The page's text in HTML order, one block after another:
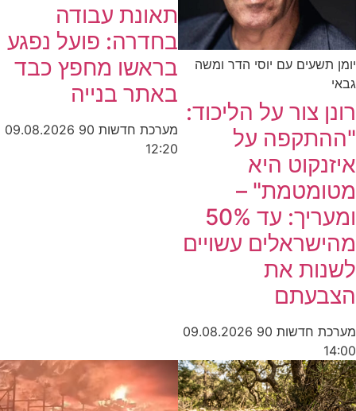
יומן תשעים עם יוסי הדר ומשה
גבאי
רונן צור על הליכוד:
"ההתקפה על
איזנקוט היא
מטומטמת" –
ומעריך: עד 50%
מהישראלים עשויים
לשנות את
הצבעתם
מערכת חדשות 90
09.08.2026
14:00
תאונת עבודה
בחדרה: פועל נפגע
בראשו מחפץ כבד
באתר בנייה
מערכת חדשות 90
09.08.2026
12:20